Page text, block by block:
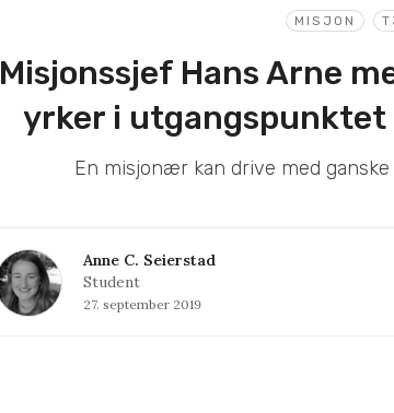
MISJON
Misjonssjef Hans Arne
yrker i utgangspunktet
En misjonær kan drive med
Anne C. Seierstad
Student
27. september 2019